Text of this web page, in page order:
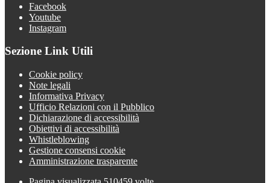
Facebook
Youtube
Instagram
Sezione Link Utili
Cookie policy
Note legali
Informativa Privacy
Ufficio Relazioni con il Pubblico
Dichiarazione di accessibilità
Obiettivi di accessibilità
Whistleblowing
Gestione consensi cookie
Amministrazione trasparente